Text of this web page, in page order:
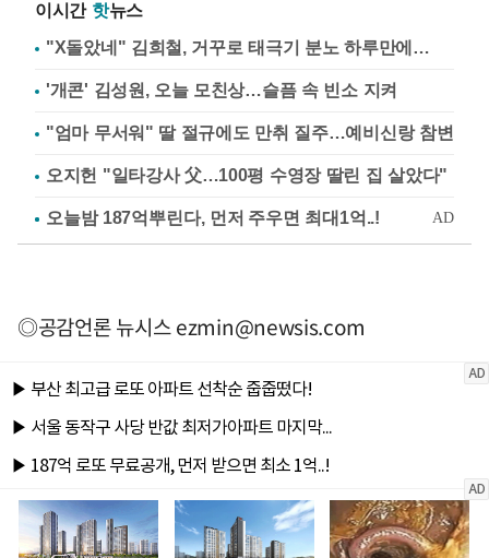
이시간 핫뉴스
"X돌았네" 김희철, 거꾸로 태극기 분노 하루만에…
'개콘' 김성원, 오늘 모친상…슬픔 속 빈소 지켜
"엄마 무서워" 딸 절규에도 만취 질주…예비신랑 참변
오지헌 "일타강사 父…100평 수영장 딸린 집 살았다"
◎공감언론 뉴시스ezmin@newsis.com